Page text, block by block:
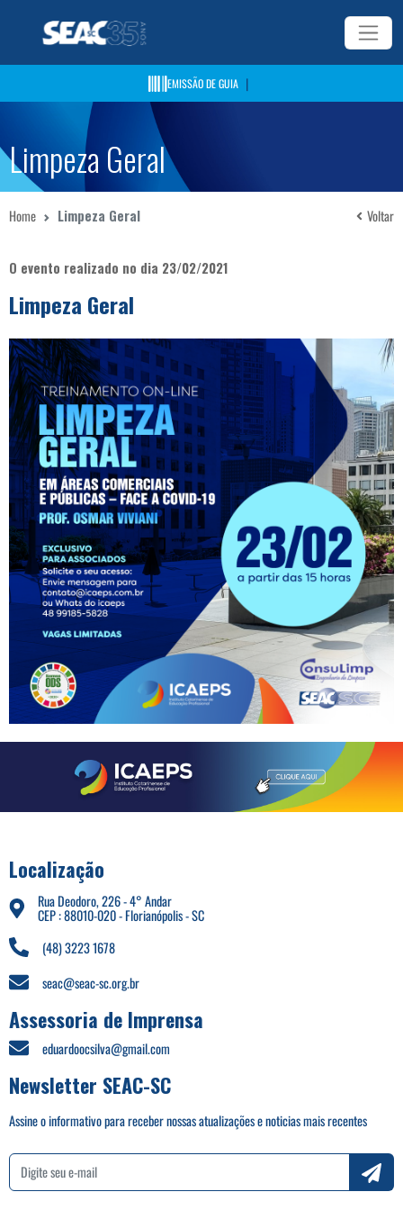
EMISSÃO DE GUIA |
Limpeza Geral
Home Limpeza Geral Voltar
O evento realizado no dia 23/02/2021
Limpeza Geral
Localização
Rua Deodoro, 226 - 4° Andar
CEP : 88010-020 - Florianópolis - SC
(48) 3223 1678
seac@seac-sc.org.br
Assessoria de Imprensa
eduardoocsilva@gmail.com
Newsletter SEAC-SC
Assine o informativo para receber nossas atualizações e noticias mais recentes